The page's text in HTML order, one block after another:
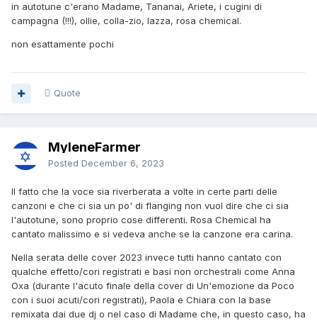
in autotune c'erano Madame, Tananai, Ariete, i cugini di
campagna (!!!), ollie, colla-zio, lazza, rosa chemical.
non esattamente pochi
Quote
MyleneFarmer
Posted December 6, 2023
Il fatto che la voce sia riverberata a volte in certe parti delle
canzoni e che ci sia un po' di flanging non vuol dire che ci sia
l'autotune, sono proprio cose differenti. Rosa Chemical ha
cantato malissimo e si vedeva anche se la canzone era carina.
Nella serata delle cover 2023 invece tutti hanno cantato con
qualche effetto/cori registrati e basi non orchestrali come Anna
Oxa (durante l'acuto finale della cover di Un'emozione da Poco
con i suoi acuti/cori registrati), Paola e Chiara con la base
remixata dai due dj o nel caso di Madame che, in questo caso, ha